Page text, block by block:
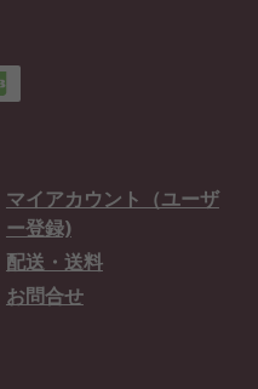
マイアカウント（ユーザ
ー登録)
配送・送料
お問合せ